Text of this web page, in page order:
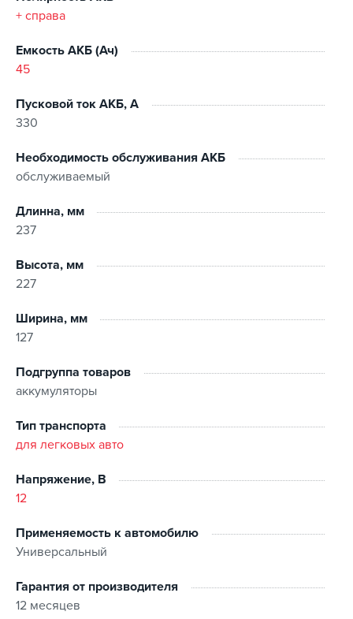
самопроизвольное возгорания, что существенно
повышает безопасность эксплуатации.
Высокая пусковая мощность позволяет осуществить
холодный старт двигателя даже в экстремально
сильный мороз, в условиях неполного заряда.
Такой запас мощности будет огромным преимуществом
в условиях городской езды с частыми запусками
двигателя и короткими расстояниями между пунктами
+ справа
Емкость АКБ (Ач)
45
Пусковой ток АКБ, А
330
Необходимость обслуживания АКБ
обслуживаемый
Длинна, мм
237
Высота, мм
227
Ширина, мм
127
Подгруппа товаров
аккумуляторы
Тип транспорта
для легковых авто
Напряжение, В
12
Применяемость к автомобилю
Универсальный
Гарантия от производителя
12 месяцев